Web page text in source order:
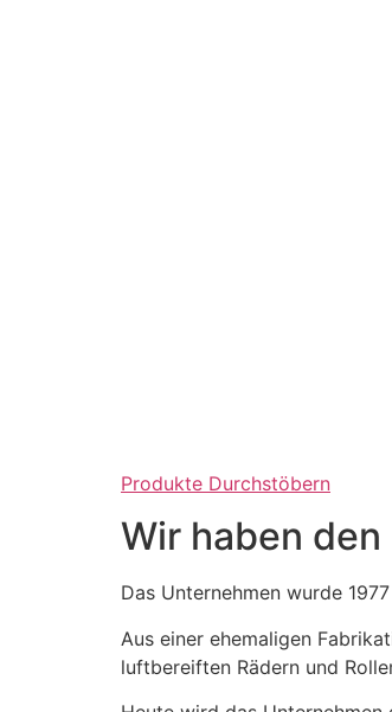
Produkte Durchstöbern
Wir haben den
Das Unternehmen wurde
Aus einer ehemaligen
luftbereiften Rädern und